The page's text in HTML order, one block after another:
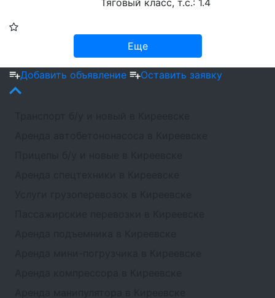
Еще
Добавить объявление Оставить заявку